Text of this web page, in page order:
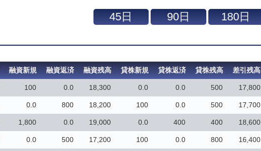
融資新規 融資返済 融資残高 貸株新規 貸株返済 貸株残高 差引残高
100 0.0 18,300 0.0 0.0 500 17,800
0.0 800 18,200 100 0.0 500 17,700
1,800 0.0 19,000 0.0 400 400 18,600
0.0 500 17,200 100 0.0 800 16,400